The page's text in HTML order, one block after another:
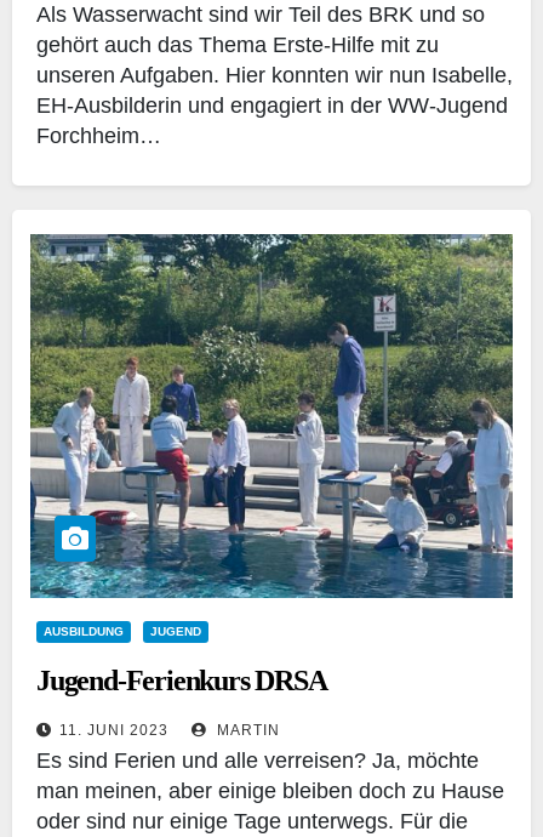
Als Wasserwacht sind wir Teil des BRK und so
gehört auch das Thema Erste-Hilfe mit zu
unseren Aufgaben. Hier konnten wir nun Isabelle,
EH-Ausbilderin und engagiert in der WW-Jugend
Forchheim…
AUSBILDUNG JUGEND
Jugend-Ferienkurs DRSA
11. JUNI 2023 MARTIN
Es sind Ferien und alle verreisen? Ja, möchte
man meinen, aber einige bleiben doch zu Hause
oder sind nur einige Tage unterwegs. Für die